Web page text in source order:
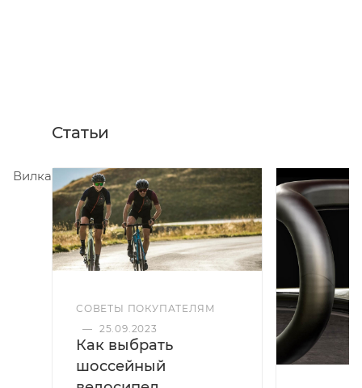
Вилка
Статьи
СОВЕТЫ ПОКУПАТЕЛЯМ
— 25.09.2023
Как выбрать
шоссейный